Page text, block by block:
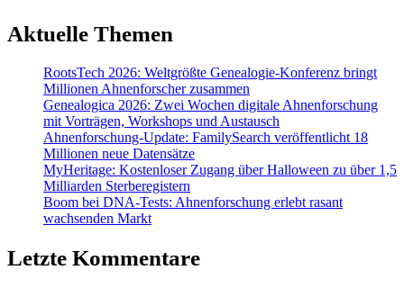
Aktuelle Themen
RootsTech 2026: Weltgrößte Genealogie-Konferenz bringt
Millionen Ahnenforscher zusammen
Genealogica 2026: Zwei Wochen digitale Ahnenforschung
mit Vorträgen, Workshops und Austausch
Ahnenforschung-Update: FamilySearch veröffentlicht 18
Millionen neue Datensätze
MyHeritage: Kostenloser Zugang über Halloween zu über 1,5
Milliarden Sterberegistern
Boom bei DNA-Tests: Ahnenforschung erlebt rasant
wachsenden Markt
Letzte Kommentare